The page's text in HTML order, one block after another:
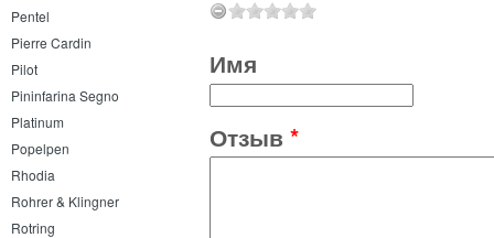
Pentel
Pierre Cardin
Pilot
Pininfarina Segno
Platinum
Popelpen
Rhodia
Rohrer & Klingner
Rotring
Имя
Отзыв *